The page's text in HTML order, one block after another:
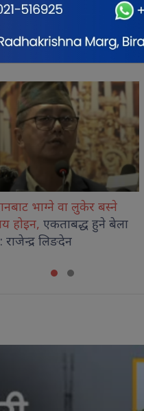
टोली बजारमा,
ग्यास भण्डारण गरे
कारबाही : मोरङ प्रशासन